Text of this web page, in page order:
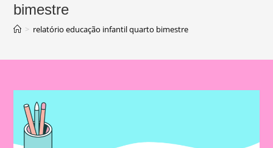
bimestre
> relatório educação infantil quarto bimestre